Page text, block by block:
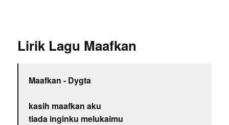
Lirik Lagu Maafkan
Maafkan - Dygta
kasih maafkan aku
tiada inginku melukaimu